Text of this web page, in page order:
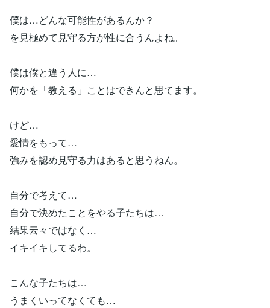
僕は…どんな可能性があるんか？
を見極めて見守る方が性に合うんよね。
僕は僕と違う人に…
何かを「教える」ことはできんと思てます。
けど…
愛情をもって…
強みを認め見守る力はあると思うねん。
自分で考えて…
自分で決めたことをやる子たちは…
結果云々ではなく…
イキイキしてるわ。
こんな子たちは…
うまくいってなくても…